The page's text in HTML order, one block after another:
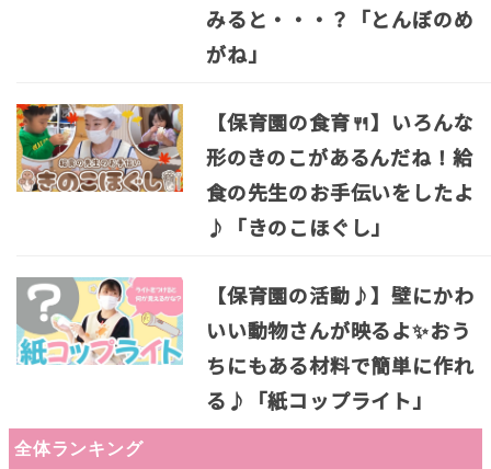
みると・・・？「とんぼのめ
がね」
【保育園の食育🍴】いろんな
形のきのこがあるんだね！給
食の先生のお手伝いをしたよ
♪「きのこほぐし」
【保育園の活動♪】壁にかわ
いい動物さんが映るよ✨おう
ちにもある材料で簡単に作れ
る♪「紙コップライト」
全体ランキング